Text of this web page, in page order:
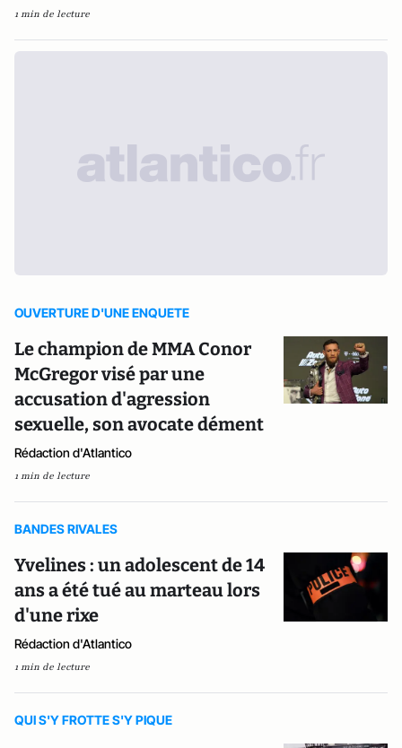
1 min de lecture
OUVERTURE D'UNE ENQUETE
Le champion de MMA Conor
McGregor visé par une
accusation d'agression
sexuelle, son avocate dément
Rédaction d'Atlantico
1 min de lecture
BANDES RIVALES
Yvelines : un adolescent de 14
ans a été tué au marteau lors
d'une rixe
Rédaction d'Atlantico
1 min de lecture
QUI S'Y FROTTE S'Y PIQUE